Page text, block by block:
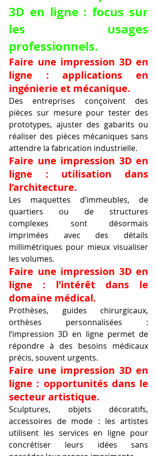
3D en ligne : focus sur
les usages
professionnels.
Faire une impression 3D en
ligne : applications en
ingénierie et mécanique.
Des entreprises conçoivent des
pièces sur mesure pour tester des
prototypes, ajuster des gabarits ou
réaliser des pièces mécaniques sans
attendre la fabrication industrielle.
Faire une impression 3D en
ligne : utilisation dans
l’architecture.
Les maquettes d’immeubles, de
quartiers ou de structures
complexes sont désormais
imprimées avec des détails
millimétriques pour mieux visualiser
les volumes.
Faire une impression 3D en
ligne : l’intérêt dans le
domaine médical.
Prothèses, guides chirurgicaux,
orthèses personnalisées :
l’impression 3D en ligne permet de
répondre à des besoins médicaux
précis, souvent urgents.
Faire une impression 3D en
ligne : opportunités dans le
secteur artistique.
Sculptures, objets décoratifs,
accessoires de mode : les artistes
utilisent les services en ligne pour
concrétiser leurs idées sans